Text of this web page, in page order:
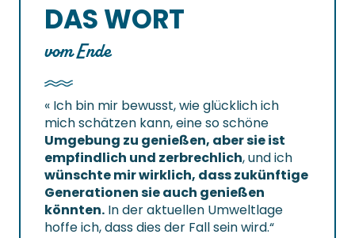
DAS WORT
vom Ende
« Ich bin mir bewusst, wie glücklich ich
mich schätzen kann, eine so schöne
Umgebung zu genießen, aber sie ist
empfindlich und zerbrechlich, und ich
wünschte mir wirklich, dass zukünftige
Generationen sie auch genießen
könnten. In der aktuellen Umweltlage
hoffe ich, dass dies der Fall sein wird.“